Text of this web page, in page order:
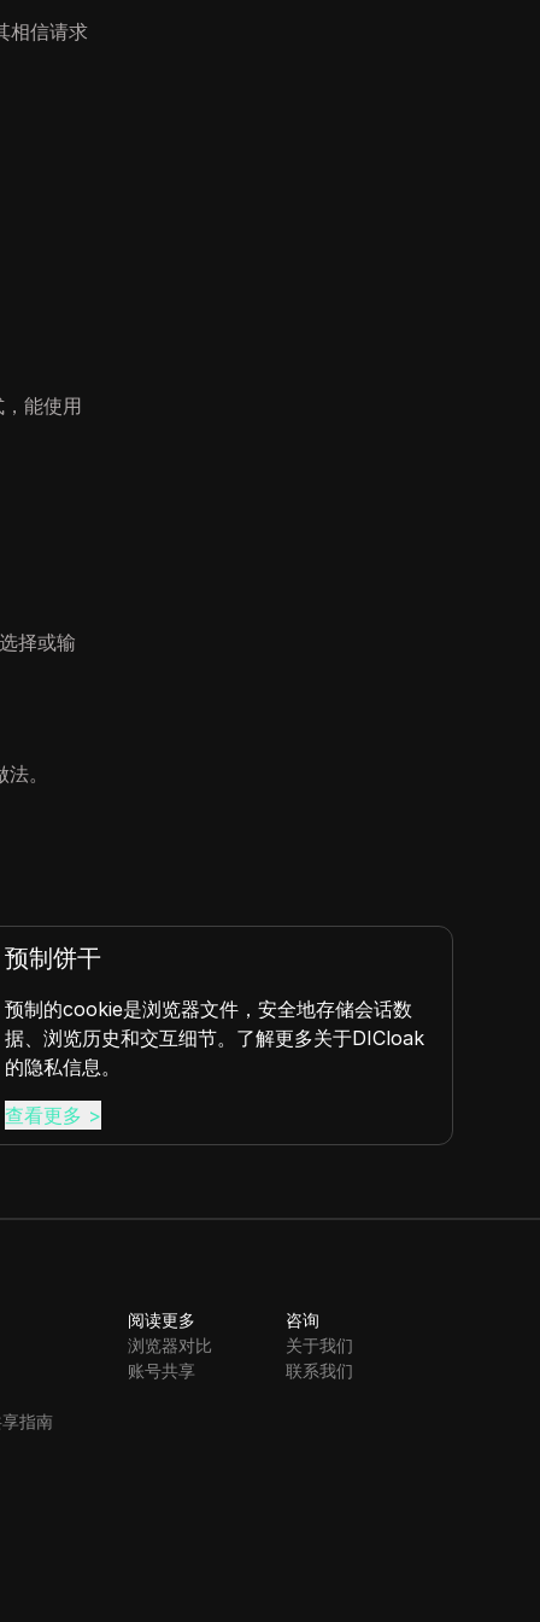
相信请求
能使用
择或输
。
预制饼干
预制的cookie是浏览器文件，安全地存储会话数
据、浏览历史和交互细节。了解更多关于DICloak
的隐私信息。
查看更多 >
指南
阅读更多
浏览器对比
账号共享
咨询
关于我们
联系我们